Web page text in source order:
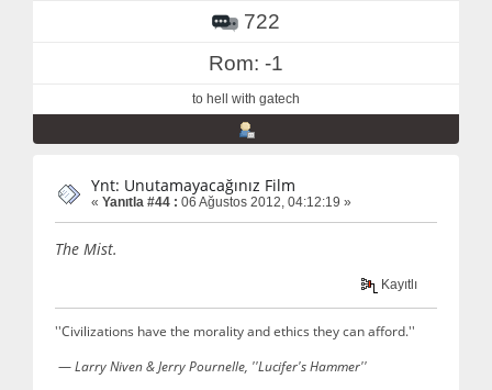
722
Rom: -1
to hell with gatech
Ynt: Unutamayacağınız Film
« Yanıtla #44 : 06 Ağustos 2012, 04:12:19 »
The Mist.
Kayıtlı
''Civilizations have the morality and ethics they can afford.''
—Larry Niven & Jerry Pournelle, ''Lucifer's Hammer''